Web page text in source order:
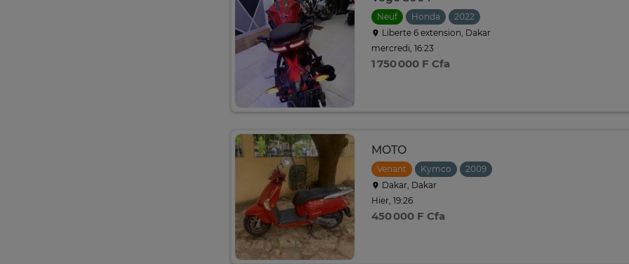
Neuf Honda
2022
Liberte 6 extension, Dakar
mercredi, 16:23
1 750 000 F Cfa
MOTO
Venant Kymco
2009
Dakar, Dakar
Hier, 19:26
450 000 F Cfa